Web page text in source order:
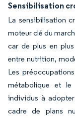
Sensibilisation
La sensibilisation
moteur clé du
car de plus en
entre nutrition,
Les
métabolique et le
individus à
cadre de plans